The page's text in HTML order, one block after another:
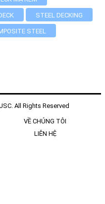
STEEL DECKING
STEEL
All Rights Reserved
VỀ CHÚNG TÔI
LIÊN HỆ